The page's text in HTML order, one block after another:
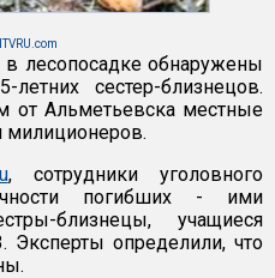
лесопосадке обнаружены
сестер-близнецов.
Альметьевска местные
милиционеров.
, сотрудники уголовного
погибших - ими
близнецы, учащиеся
определили, что